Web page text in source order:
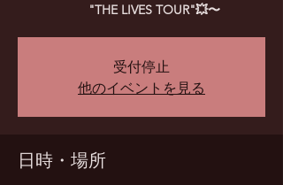
"THE LIVES TOUR"💥〜
受付停止
他のイベントを見る
日時・場所